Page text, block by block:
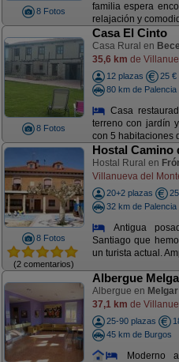
8 Fotos
familia espera
relajación y
8 Fotos
Casa El Cinto
Casa Rural en
35,6 km de
12 plazas
25 €
80 km de Palencia
Casa
terreno con jardín
con 5 habitaciones
8 Fotos
(2 comentarios)
Hostal Camino
Hostal Rural en
Villanueva del
20+2 plazas
32 km de Palencia
Antigua
Santiago que
un turista actual.
Albergue
Albergue en
37,1 km de
25-90 plazas
45 km de Burgos
Moderno